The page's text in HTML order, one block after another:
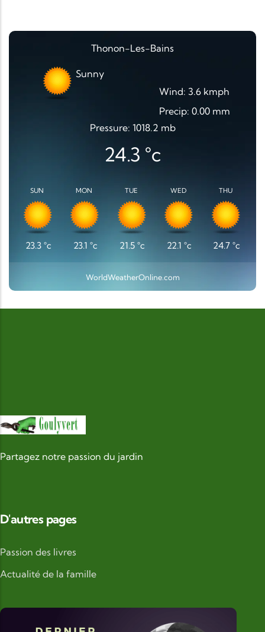
Thonon-Les-Bains
Sunny
Wind: 3.6 kmph
Precip: 0.00 mm
Pressure: 1018.2 mb
24.3 °c
SUN
23.3°c
MON
23.1 °c
TUE
21.5 °c
WED
22.1 °c
THU
24.7 °c
WorldWeatherOnline.com
Partagez notre passion du jardin
D'autres pages
Passion des livres
Actualité de la famille